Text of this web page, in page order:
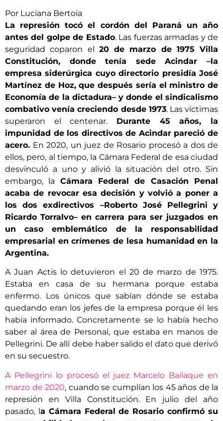
Por Luciana Bertoia
La represión tocó el cordón del Paraná un año
antes del golpe de Estado. Las fuerzas armadas y de
seguridad coparon el 20 de marzo de 1975 Villa
Constitución, donde tenía sede Acindar –la
empresa siderúrgica cuyo directorio presidía José
Martínez de Hoz, que después sería el ministro de
Economía de la dictadura– y donde el sindicalismo
combativo venía creciendo desde 1973. Las víctimas
superaron el centenar. Durante 45 años, la
impunidad de los directivos de Acindar pareció de
acero. En 2020, un juez de Rosario procesó a dos de
ellos, pero, al tiempo, la Cámara Federal de esa ciudad
desvinculó a uno y alivió la situación del otro. Sin
embargo, la Cámara Federal de Casación Penal
acaba de revocar esa decisión y volvió a poner a
los dos exdirectivos –Roberto José Pellegrini y
Ricardo Torralvo– en carrera para ser juzgados en
un caso emblemático de la responsabilidad
empresarial en crímenes de lesa humanidad en la
Argentina.
A Juan Actis lo detuvieron el 20 de marzo de 1975.
Estaba en casa de su hermana porque estaba
enfermo. Los únicos que sabían dónde se estaba
quedando eran los jefes de la empresa porque él les
había informado. Concretamente se lo había hecho
saber al área de Personal, que estaba en manos de
Pellegrini. De allí debe haber salido el dato que derivó
en su secuestro.
A Pellegrini lo procesó el juez Marcelo Bailaque en
marzo de 2020, cuando se cumplían los 45 años de la
represión en Villa Constitución. En julio del año
pasado, la Cámara Federal de Rosario confirmó su